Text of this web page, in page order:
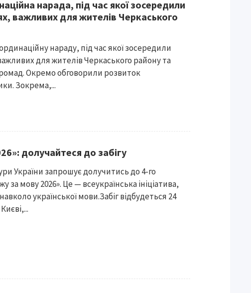
нарада, під час якої зосередили
важливих для жителів Черкаського
нараду, під час якої зосередили
для жителів Черкаського району та
Окремо обговорили розвиток
Зокрема,...
долучайтеся до забігу
України запрошує долучитись до 4-го
за мову 2026». Це — всеукраїнська ініціатива,
української мови.Забіг відбудеться 24